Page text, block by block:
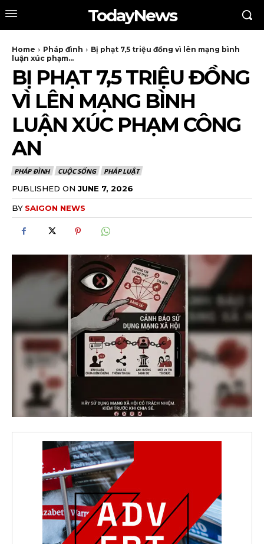
TodayNews
Home Pháp đình
Bị phạt 7,5 triệu đồng vì lên mạng bình
luận xúc phạm...
BỊ PHẠT 7,5 TRIỆU ĐỒNG
VÌ LÊN MẠNG BÌNH
LUẬN XÚC PHẠM CÔNG
AN
PHÁP ĐÌNH CUỘC SỐNG PHÁP LUẬT
PUBLISHED ON JUNE 7, 2026
BY SAIGON NEWS